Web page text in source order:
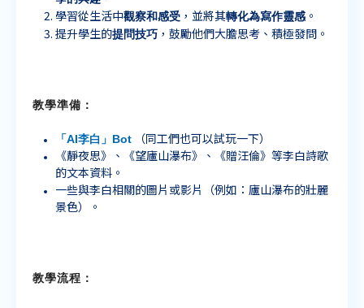
學習從生活中觀察和感受 ，並將其轉化為寫作靈感 。
提升學生的提問技巧 ，鼓勵他們大膽思考、積極發問。
教學準備：
「AI李白」 Bot （同工們也可以試玩一下）
《靜夜思》、《望廬山瀑布》、《贈汪倫》等李白詩歌
的文本資料。
一些與李白相關的圖片或影片（例如：廬山瀑布的壯麗
景色）。
教學流程：